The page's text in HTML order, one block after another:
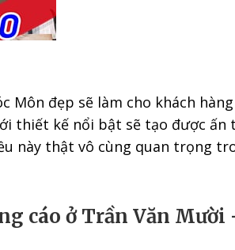
Môn đẹp sẽ làm cho khách
thiết kế nổi bật sẽ tạo được
này thật vô cùng quan trọng
cáo ở Trần Văn Mười